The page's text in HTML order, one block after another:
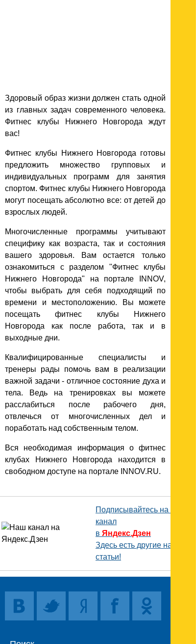
Здоровый образ жизни должен стать одной
из главных задач современного человека.
Фитнес клубы Нижнего Новгорода ждут
вас!
Фитнес клубы Нижнего Новгорода готовы
предложить множество групповых и
индивидуальных программ для занятия
спортом. Фитнес клубы Нижнего Новгорода
могут посещать абсолютно все: от детей до
взрослых людей.
Многочисленные программы учитывают
специфику как возраста, так и состояния
вашего здоровья. Вам остается только
ознакомиться с разделом "Фитнес клубы
Нижнего Новгорода" на портале INNOV,
чтобы выбрать для себя подходящий по
времени и местоположению. Вы можете
посещать фитнес клубы Нижнего
Новгорода как после работа, так и в
выходные дни.
Квалифицированные специалисты и
тренеры рады помочь вам в реализации
важной задачи - отличное состояние духа и
тела. Ведь на тренировках вы можете
расслабиться после рабочего дня,
отвлечься от многочисленных дел и
поработать над собственным телом.
Вся необходимая информация о фитнес
клубах Нижнего Новгорода находится в
свободном доступе на портале INNOV.RU.
Подписывайтесь на наш
канал
в Яндекс.Дзен
Здесь есть другие наши
статьи!